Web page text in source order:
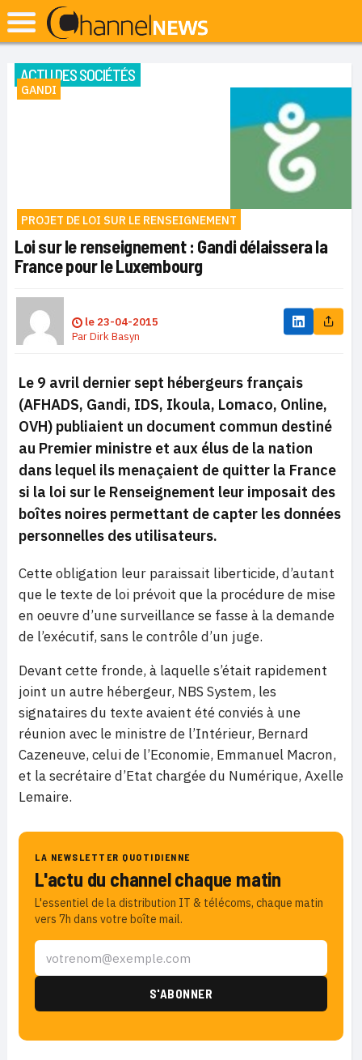
ACTU DES SOCIÉTÉS
GANDI
PROJET DE LOI SUR LE RENSEIGNEMENT
Loi sur le renseignement : Gandi délaissera la
France pour le Luxembourg
le 23-04-2015
ParDirk Basyn
Le 9 avril dernier sept hébergeurs français
(AFHADS, Gandi, IDS, Ikoula, Lomaco, Online,
OVH) publiaient un document commun destiné
au Premier ministre et aux élus de la nation
dans lequel ils menaçaient de quitter la France
si la loi sur le Renseignement leur imposait des
boîtes noires permettant de capter les données
personnelles des utilisateurs.
Cette obligation leur paraissait liberticide, d’autant
que le texte de loi prévoit que la procédure de mise
en oeuvre d’une surveillance se fasse à la demande
de l’exécutif, sans le contrôle d’un juge.
Devant cette fronde, à laquelle s’était rapidement
joint un autre hébergeur, NBS System, les
signataires du texte avaient été conviés à une
réunion avec le ministre de l’Intérieur, Bernard
Cazeneuve, celui de l’Economie, Emmanuel Macron,
et la secrétaire d’Etat chargée du Numérique, Axelle
Lemaire.
LA NEWSLETTER QUOTIDIENNE
L'actu du channel chaque matin
L'essentiel de la distribution IT & télécoms, chaque matin
vers 7h dans votre boîte mail.